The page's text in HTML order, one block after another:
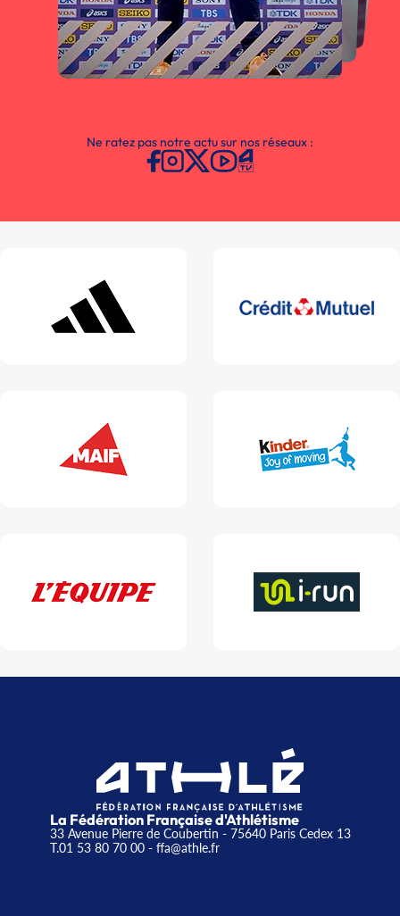
Ne ratez pas notre actu sur nos réseaux :
La Fédération Française d'Athlétisme
33 Avenue Pierre de Coubertin - 75640 Paris Cedex 13
T.01 53 80 70 00- ffa@athle.fr